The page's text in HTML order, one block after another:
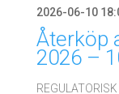
2026-06-10
Återköp
2026 –
REGULATORISK